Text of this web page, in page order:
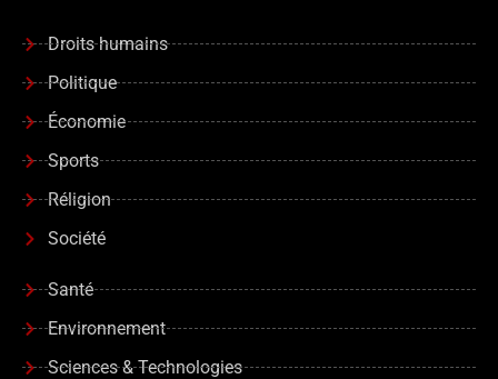
Droits humains
Politique
Économie
Sports
Réligion
Société
Santé
Environnement
Sciences & Technologies